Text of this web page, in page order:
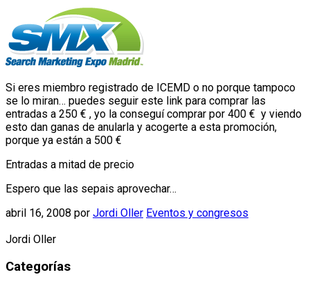
Si eres miembro registrado de ICEMD o no porque tampoco
se lo miran… puedes seguir este link para comprar las
entradas a 250 € , yo la conseguí comprar por 400 € y viendo
esto dan ganas de anularla y acogerte a esta promoción,
porque ya están a 500 €
Entradas a mitad de precio
Espero que las sepais aprovechar…
abril 16, 2008 por Jordi Oller Eventos y congresos
Jordi Oller
Categorías